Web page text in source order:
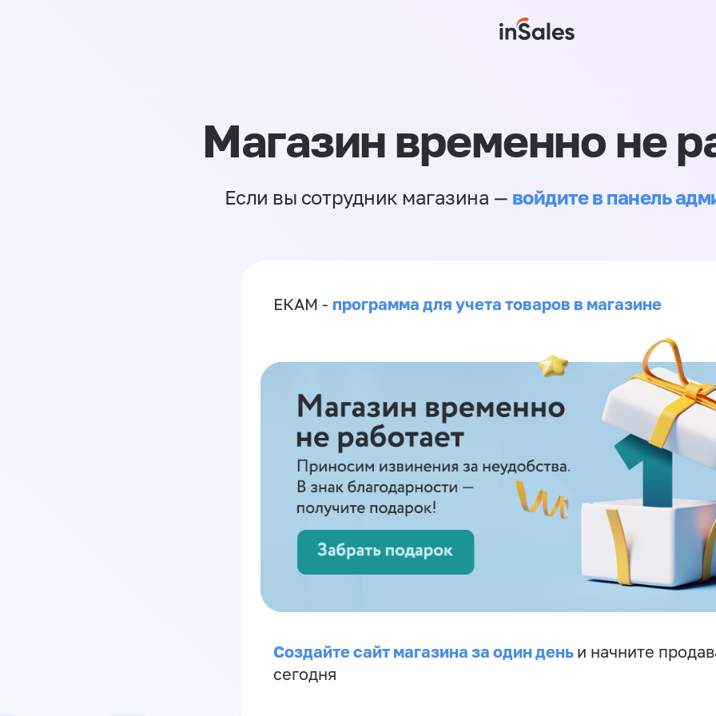
Магазин временно не
Если вы сотрудник магазина — войдите в панель
ЕКАМ - программа для учета товаров в магазине
Создайте сайт магазина за один день и начните
сегодня